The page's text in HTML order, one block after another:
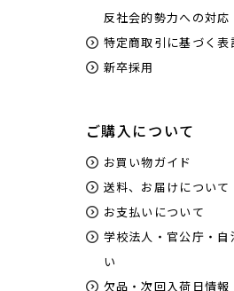
反社会的勢力への対応
特定商取引に基づく表
新卒採用
ご購入について
お買い物ガイド
送料、お届けについて
お支払いについて
学校法人・官公庁・自
い
欠品・次回入荷日情報